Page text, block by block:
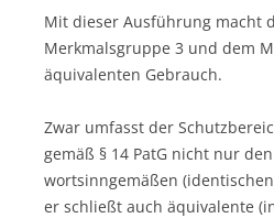
Mit dieser Ausführung macht
Merkmalsgruppe 3 und dem
äquivalenten Gebrauch.
Zwar umfasst der
gemäß § 14 PatG nicht nur
wortsinngemäßen
er schließt auch äquivalente